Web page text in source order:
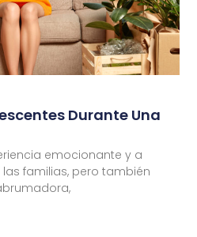
Durante Una
emocionante y a
familias, pero también